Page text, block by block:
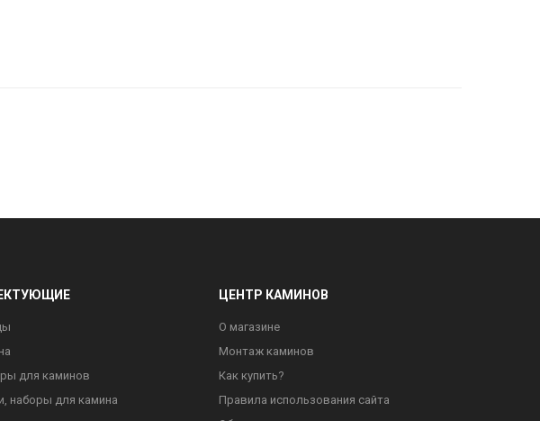
для каминов
наборы для камина
ЦЕНТР КАМИНОВ
О магазине
Монтаж каминов
Как купить?
Правила использования сайта